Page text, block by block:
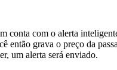
conta com o alerta
grava o preço da
um alerta será enviado.